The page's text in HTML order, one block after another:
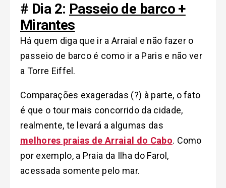
# Dia 2: Passeio de barco +
Mirantes
Há quem diga que ir a Arraial e não fazer o
passeio de barco é como ir a Paris e não ver
a Torre Eiffel.
Comparações exageradas (?) à parte, o fato
é que o tour mais concorrido da cidade,
realmente, te levará a algumas das
melhores praias de Arraial do Cabo. Como
por exemplo, a Praia da Ilha do Farol,
acessada somente pelo mar.